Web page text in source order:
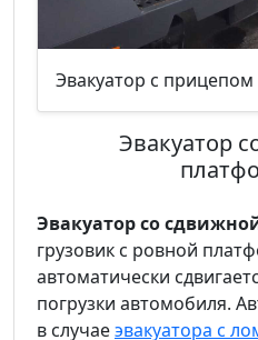
Эвакуатор с прицепом
Эвакуатор
Эвакуатор со
грузовик с ровной
автоматически
погрузки автомобиля.
в случаеэвакуатора с